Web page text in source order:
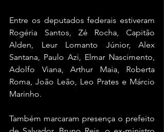
Entre os deputados federais estiveram
Rogéria Santos, Zé Rocha, Capitão
Alden, Leur Lomanto Júnior, Alex
Santana, Paulo Azi, Elmar Nascimento,
Adolfo Viana, Arthur Maia, Roberta
Roma, João Leão, Leo Prates e Márcio
Marinho.
Também marcaram presença o prefeito